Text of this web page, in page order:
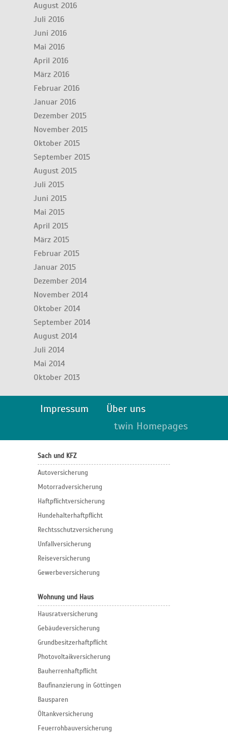
August 2016
Juli 2016
Juni 2016
Mai 2016
April 2016
März 2016
Februar 2016
Januar 2016
Dezember 2015
November 2015
Oktober 2015
September 2015
August 2015
Juli 2015
Juni 2015
Mai 2015
April 2015
März 2015
Februar 2015
Januar 2015
Dezember 2014
November 2014
Oktober 2014
September 2014
August 2014
Juli 2014
Mai 2014
Oktober 2013
Impressum
Über uns
twin Homepages
Sach und KFZ
Autoversicherung
Motorradversicherung
Haftpflichtversicherung
Hundehalterhaftpflicht
Rechtsschutzversicherung
Unfallversicherung
Reiseversicherung
Gewerbeversicherung
Wohnung und Haus
Hausratversicherung
Gebäudeversicherung
Grundbesitzerhaftpflicht
Photovoltaikversicherung
Bauherrenhaftpflicht
Baufinanzierung in Göttingen
Bausparen
Öltankversicherung
Feuerrohbauversicherung